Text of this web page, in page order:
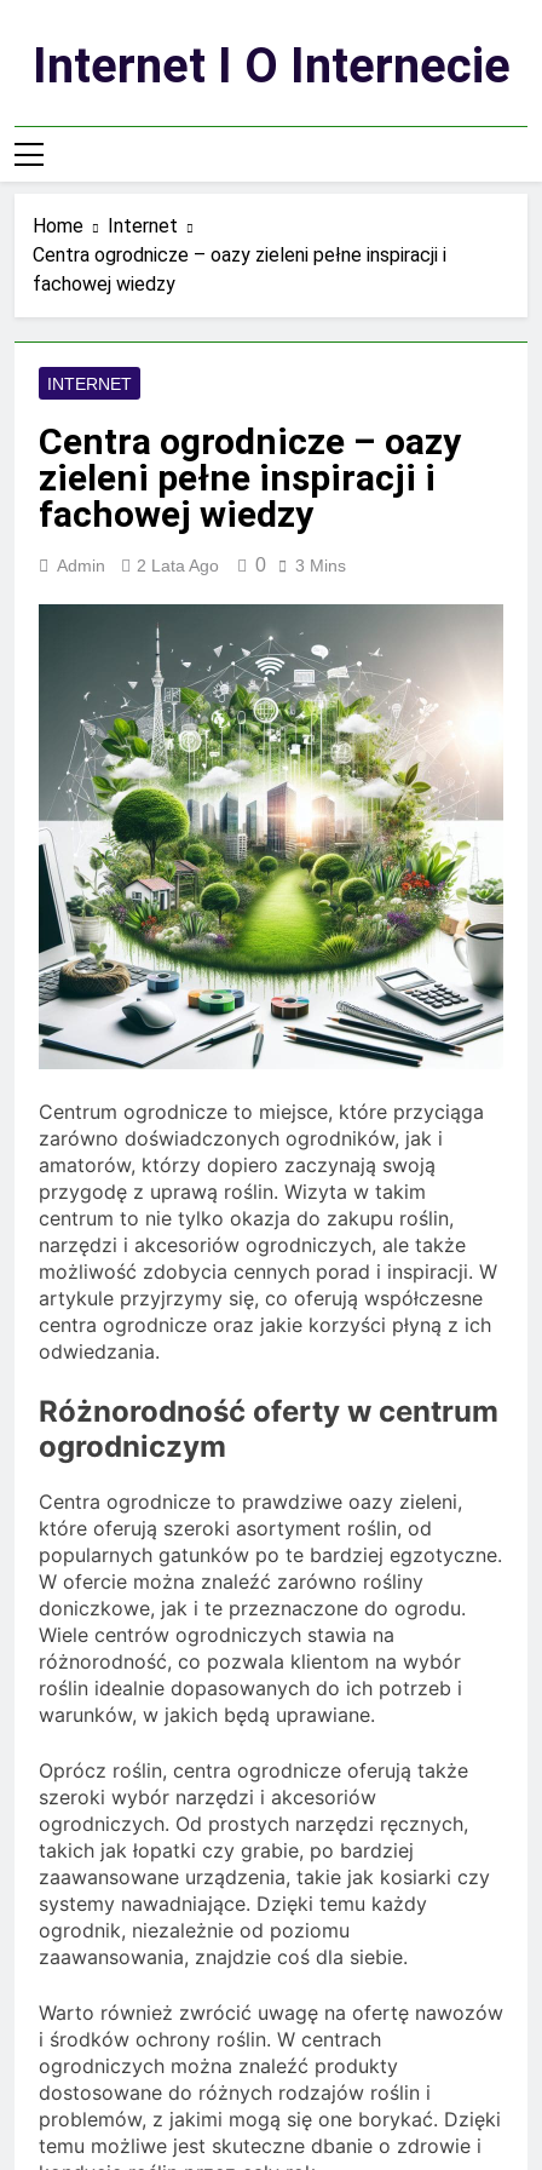
contentInternet I O Internecie
Home
Internet
Centra ogrodnicze – oazy zieleni pełne inspiracji i
fachowej wiedzy
INTERNET
Centra ogrodnicze – oazy
zieleni pełne inspiracji i
fachowej wiedzy
Admin 2 Lata Ago 0 3 Mins
Centrum ogrodnicze to miejsce, które przyciąga
zarówno doświadczonych ogrodników, jak i
amatorów, którzy dopiero zaczynają swoją
przygodę z uprawą roślin. Wizyta w takim
centrum to nie tylko okazja do zakupu roślin,
narzędzi i akcesoriów ogrodniczych, ale także
możliwość zdobycia cennych porad i inspiracji. W
artykule przyjrzymy się, co oferują współczesne
centra ogrodnicze oraz jakie korzyści płyną z ich
odwiedzania.
Różnorodność oferty w centrum
ogrodniczym
Centra ogrodnicze to prawdziwe oazy zieleni,
które oferują szeroki asortyment roślin, od
popularnych gatunków po te bardziej egzotyczne.
W ofercie można znaleźć zarówno rośliny
doniczkowe, jak i te przeznaczone do ogrodu.
Wiele centrów ogrodniczych stawia na
różnorodność, co pozwala klientom na wybór
roślin idealnie dopasowanych do ich potrzeb i
warunków, w jakich będą uprawiane.
Oprócz roślin, centra ogrodnicze oferują także
szeroki wybór narzędzi i akcesoriów
ogrodniczych. Od prostych narzędzi ręcznych,
takich jak łopatki czy grabie, po bardziej
zaawansowane urządzenia, takie jak kosiarki czy
systemy nawadniające. Dzięki temu każdy
ogrodnik, niezależnie od poziomu
zaawansowania, znajdzie coś dla siebie.
Warto również zwrócić uwagę na ofertę nawozów
i środków ochrony roślin. W centrach
ogrodniczych można znaleźć produkty
dostosowane do różnych rodzajów roślin i
problemów, z jakimi mogą się one borykać. Dzięki
temu możliwe jest skuteczne dbanie o zdrowie i